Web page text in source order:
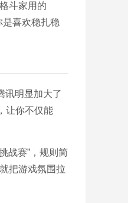
斗家用的
是喜欢稳扎稳
讯明显加大了
让你不仅能
战赛”，规则简
把游戏氛围拉